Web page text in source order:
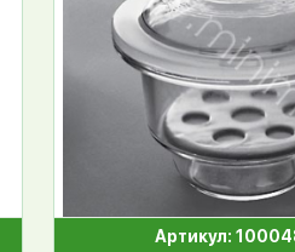
Артикул: